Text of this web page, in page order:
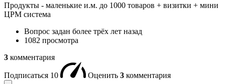
Продукты - маленькие и.м. до 1000 товаров + визитки + мини
ЦРМ система
Вопрос задан более трёх лет назад
1082 просмотра
3 комментария
Подписаться 10 Оценить 3 комментария